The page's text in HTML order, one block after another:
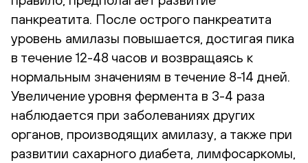
панкреатита. После острого панкреатита
уровень амилазы повышается, достигая пика
в течение 12-48 часов и возвращаясь к
нормальным значениям в течение 8-14 дней.
Увеличение уровня фермента в 3-4 раза
наблюдается при заболеваниях других
органов, производящих амилазу, а также при
развитии сахарного диабета, лимфосаркомы,